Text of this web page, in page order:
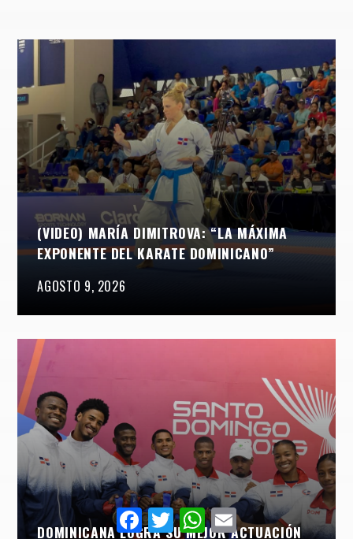
(VIDEO) MARÍA DIMITROVA: “LA MÁXIMA
EXPONENTE DEL KARATE DOMINICANO”
AGOSTO 9, 2026
DOMINICANA LOGRA SU MEJOR ACTUACIÓN
FacebookTwitterWhatsApp
Email